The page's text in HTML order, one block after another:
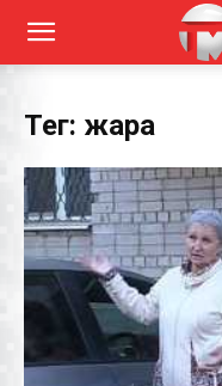
Тег: жара